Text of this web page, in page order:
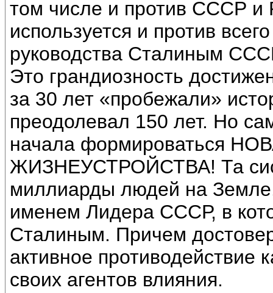
том числе и против СССР и
используется и против
руководства Сталиным
Это грандиозность
за 30 лет «пробежали»
преодолевал 150 лет. Но
начала формироваться
ЖИЗНЕУСТРОЙСТВА! Та
миллиарды людей на
именем Лидера СССР, в
Сталиным. Причем
активное противодействие
своих агентов влияния.